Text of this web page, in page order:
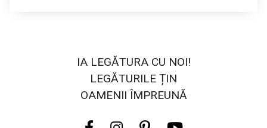
IA LEGĂTURA CU NOI!
LEGĂTURILE ȚIN
OAMENII ÎMPREUNĂ